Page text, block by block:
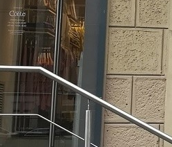
Хочет Собирать БелАЗы.
Пообещал «подставить
Станут Ключевыми
И Как Подготовиться К Ним
Методов Для Улучшения
Концентрации